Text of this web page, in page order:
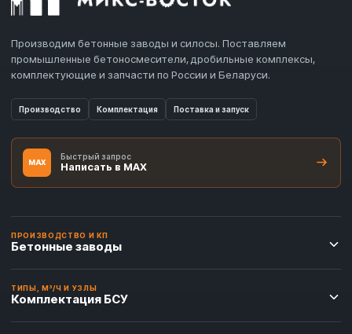
Производим бетонные заводы и силосы. Поставляем
промышленные бетоносмесители, дробильные комплексы,
комплектующие и запчасти по России и Беларуси.
Производство Комплектация Поставка и запуск
MAX
Быстрый запрос
Написать в MAX
ПРОИЗВОДСТВО И КП
Бетонные заводы
ТИПЫ, М³/Ч И УЗЛЫ
Комплектация БСУ